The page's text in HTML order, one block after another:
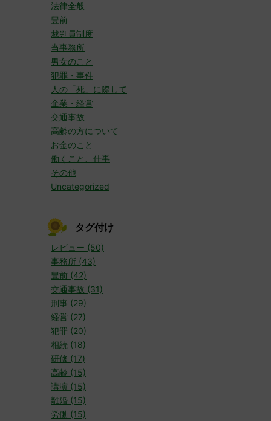
法律全般
豊前
裁判員制度
当事務所
男女のこと
犯罪・事件
人の「死」に際して
企業・経営
交通事故
高齢の方について
お金のこと
働くこと、仕事
その他
Uncategorized
タグ付け
レビュー (50)
事務所 (43)
豊前 (42)
交通事故 (31)
刑事 (29)
経営 (27)
犯罪 (20)
相続 (18)
研修 (17)
高齢 (15)
講演 (15)
離婚 (15)
労働 (15)